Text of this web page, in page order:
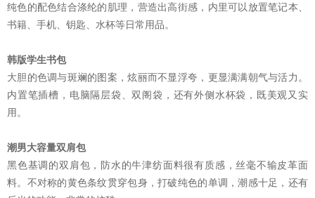
纯色的配色结合涤纶的肌理，营造出高街感，内里可以放置笔记本、
书籍、手机、钥匙、水杯等日常用品。
韩版学生书包
大胆的色调与斑斓的图案，炫丽而不显浮夸，更显满满朝气与活力。
内置笔插槽，电脑隔层袋、双阁袋，还有外侧水杯袋，既美观又实
用。
潮男大容量双肩包
黑色基调的双肩包，防水的牛津纺面料很有质感，丝毫不输皮革面
料。不对称的黄色条纹贯穿包身，打破纯色的单调，潮感十足，还有